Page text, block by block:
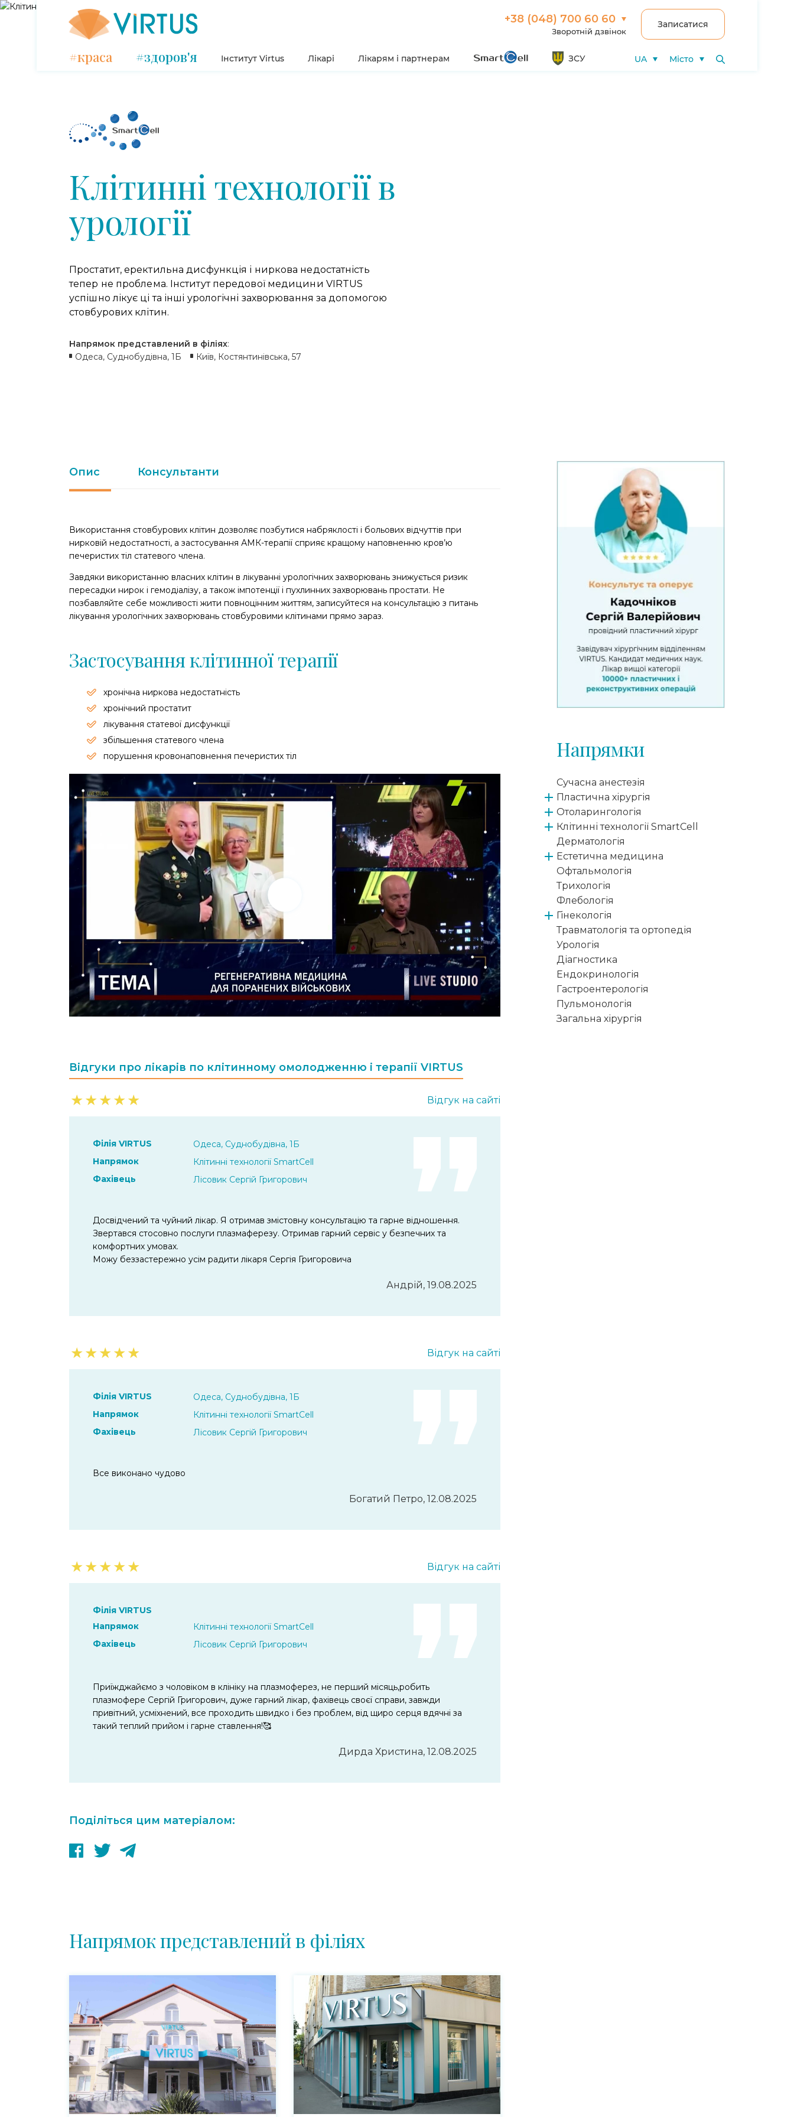
+38 (048) 700 60 60
Зворотній дзвінок
Записатися
#краса #здоров'я Інститут Virtus Лікарі Лікарям і партнерам ЗСУ UA Місто
Клітинні технології в
урології
Простатит, еректильна дисфункція і ниркова недостатність
тепер не проблема. Інститут передової медицини VIRTUS
успішно лікує ці та інші урологічні захворювання за допомогою
стовбурових клітин.
Напрямок представлений в філіях:
Одеса, Суднобудівна, 1Б
Київ, Костянтинівська, 57
Опис Консультанти
Використання стовбурових клітин дозволяє позбутися набряклості і больових відчуттів при
нирковій недостатності, а застосування АМК-терапії сприяє кращому наповненню кров’ю
печеристих тіл статевого члена.
Завдяки використанню власних клітин в лікуванні урологічних захворювань знижується ризик
пересадки нирок і гемодіалізу, а також імпотенції і пухлинних захворювань простати. Не
позбавляйте себе можливості жити повноцінним життям, записуйтеся на консультацію з питань
лікування урологічних захворювань стовбуровими клітинами прямо зараз.
Застосування клітинної терапії
хронічна ниркова недостатність
хронічний простатит
лікування статевої дисфункції
збільшення статевого члена
порушення кровонаповнення печеристих тіл
Відгуки про лікарів по клітинному омолодженню і терапії VIRTUS
★★★★★ Відгук на сайті
Філія VIRTUS
Одеса, Суднобудівна, 1Б
Напрямок
Клітинні технології SmartCell
Фахівець
Лісовик Сергій Григорович
Досвідчений та чуйний лікар. Я отримав змістовну консультацію та гарне відношення.
Звертався стосовно послуги плазмаферезу. Отримав гарний сервіс у безпечних та
комфортних умовах.
Можу беззастережно усім радити лікаря Сергія Григоровича
Андрій, 19.08.2025
★★★★★ Відгук на сайті
Філія VIRTUS
Одеса, Суднобудівна, 1Б
Напрямок
Клітинні технології SmartCell
Фахівець
Лісовик Сергій Григорович
Все виконано чудово
Богатий Петро, 12.08.2025
★★★★★ Відгук на сайті
Філія VIRTUS
Напрямок
Клітинні технології SmartCell
Фахівець
Лісовик Сергій Григорович
Приїжджайємо з чоловіком в клініку на плазмоферез, не перший місяць,робить
плазмофере Сергій Григорович, дуже гарний лікар, фахівець своєї справи, завжди
привітний, усміхнений, все проходить швидко і без проблем, від щиро серця вдячні за
такий теплий прийом і гарне ставлення!🥰
Дирда Христина, 12.08.2025
Поділіться цим матеріалом:
Напрямки
Сучасна анестезія
Пластична хірургія
Отоларингологія
Клітинні технології SmartCell
Дерматологія
Естетична медицина
Офтальмологія
Трихологія
Флебологія
Гінекологія
Травматологія та ортопедія
Урологія
Діагностика
Ендокринологія
Гастроентерологія
Пульмонологія
Загальна хірургія
Напрямок представлений в філіях